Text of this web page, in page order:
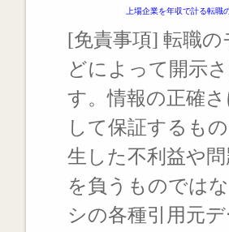
上場企業を年収で計る転職
[免責事項] 転職
どによって開示
す。情報の正確
して保証するも
生した不利益や
を負うものでは
シの各種引用元